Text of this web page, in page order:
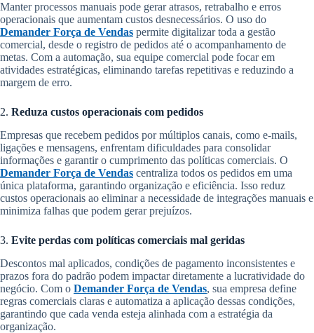
Manter processos manuais pode gerar atrasos, retrabalho e erros
operacionais que aumentam custos desnecessários. O uso do
Demander Força de Vendas permite digitalizar toda a gestão
comercial, desde o registro de pedidos até o acompanhamento de
metas. Com a automação, sua equipe comercial pode focar em
atividades estratégicas, eliminando tarefas repetitivas e reduzindo a
margem de erro.
2. Reduza custos operacionais com pedidos
Empresas que recebem pedidos por múltiplos canais, como e-mails,
ligações e mensagens, enfrentam dificuldades para consolidar
informações e garantir o cumprimento das políticas comerciais. O
Demander Força de Vendas centraliza todos os pedidos em uma
única plataforma, garantindo organização e eficiência. Isso reduz
custos operacionais ao eliminar a necessidade de integrações manuais e
minimiza falhas que podem gerar prejuízos.
3. Evite perdas com políticas comerciais mal geridas
Descontos mal aplicados, condições de pagamento inconsistentes e
prazos fora do padrão podem impactar diretamente a lucratividade do
negócio. Com o Demander Força de Vendas, sua empresa define
regras comerciais claras e automatiza a aplicação dessas condições,
garantindo que cada venda esteja alinhada com a estratégia da
organização.